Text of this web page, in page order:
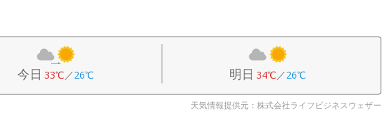
今日 33℃／26℃ 明日 34℃／26℃
天気情報提供元：株式会社ライフビジネスウェザー